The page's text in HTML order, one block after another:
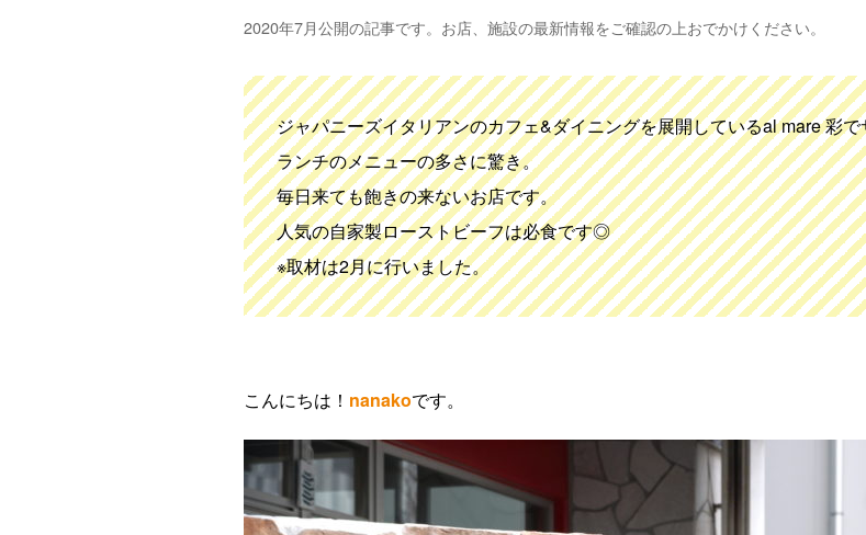
2020年7月公開の記事です。お店、施設の最新情報をご確認の上おでかけください。
ジャパニーズイタリアンのカフェ&ダイニングを展開しているal mare 彩
ランチのメニューの多さに驚き。
毎日来ても飽きの来ないお店です。
人気の自家製ローストビーフは必食です◎
※取材は2月に行いました。
こんにちは！ nanakoです。